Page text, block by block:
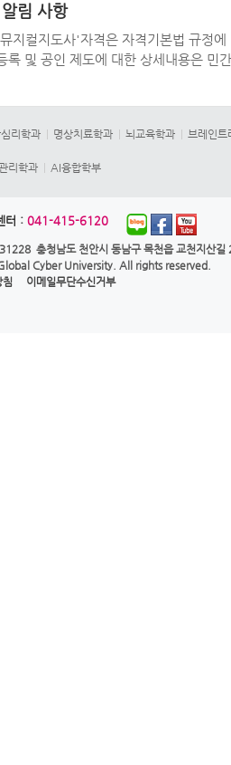
림 사항
지컬지도사'자격은 자격기본법 규정
록 및 공인 제도에 대한 상세내용은
리학과 명상치료학과 뇌교육학과 브레인트
리학과 AI융합학부
터 : 041-415-6120
충청남도 천안시 동남구 목천읍 교천지산
Cyber University. All rights reserved.
침
이메일무단수신거부